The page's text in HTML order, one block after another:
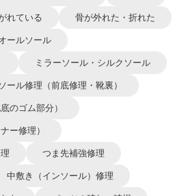
れている 骨が外れた・折れた
ールソール
ミラーソール・シルクソール
ソール修理（前底修理・靴裏）
のゴム部分）
ー修理）
つま先補強修理
中敷き（インソール）修理